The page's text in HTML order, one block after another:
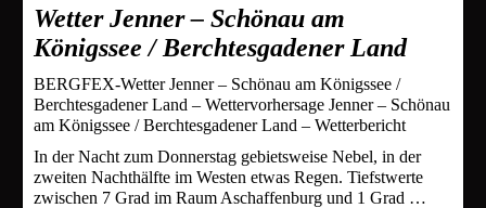
Wetter Jenner – Schönau am
Königssee / Berchtesgadener Land
BERGFEX-Wetter Jenner – Schönau am Königssee /
Berchtesgadener Land – Wettervorhersage Jenner – Schönau
am Königssee / Berchtesgadener Land – Wetterbericht
In der Nacht zum Donnerstag gebietsweise Nebel, in der
zweiten Nachthälfte im Westen etwas Regen. Tiefstwerte
zwischen 7 Grad im Raum Aschaffenburg und 1 Grad …